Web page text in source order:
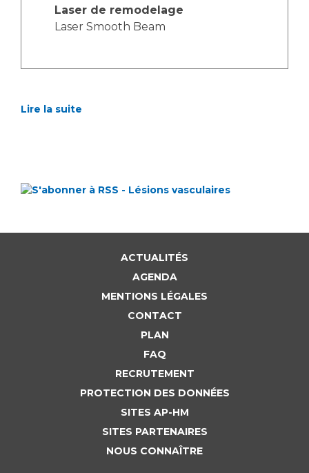
Laser de remodelage
Laser Smooth Beam
Lire la suite
ACTUALITÉS
AGENDA
MENTIONS LÉGALES
CONTACT
PLAN
FAQ
RECRUTEMENT
PROTECTION DES DONNÉES
SITES AP-HM
SITES PARTENAIRES
NOUS CONNAÎTRE